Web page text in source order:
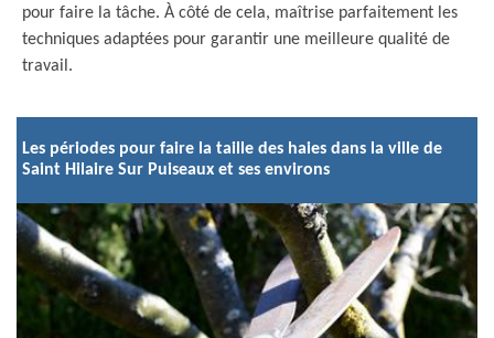
pour faire la tâche. À côté de cela, maîtrise parfaitement les
techniques adaptées pour garantir une meilleure qualité de
travail.
Les périodes pour faire la taille des haies dans la ville de
Saint Hilaire Sur Puiseaux et ses environs